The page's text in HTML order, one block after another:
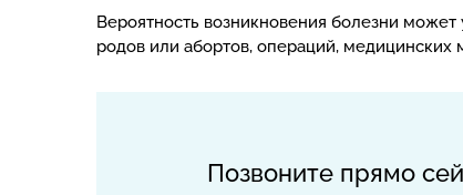
Вероятность возникновения болезни может
родов или абортов, операций, медицинских
Позвоните прямо